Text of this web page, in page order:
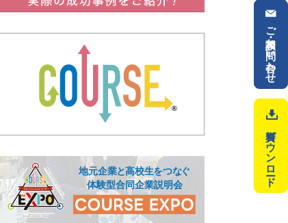
ご相談・お問い合わせ
資料ダウンロード